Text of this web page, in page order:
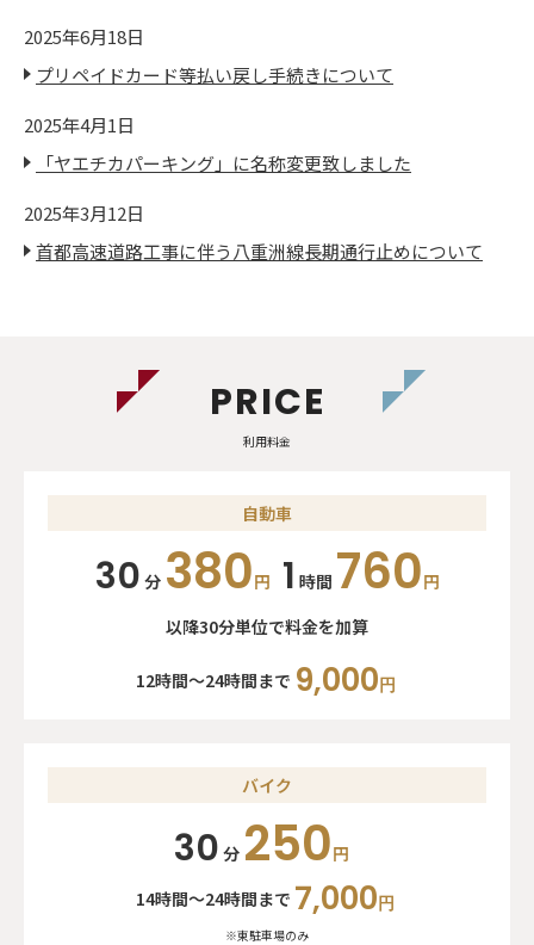
2025年6月18日
プリペイドカード等払い戻し手続きについて​​
2025年4月1日
「ヤエチカパーキング」に名称変更致しました
2025年3月12日
首都高速道路工事に伴う八重洲線長期通行止めについて
PRICE
利用料金
自動車
30 分 380円 1 時間 760円
以降30分単位で料金を加算
12時間～24時間まで 9,000円
バイク
30 分 250円
14時間〜24時間まで 7,000円
※東駐車場のみ